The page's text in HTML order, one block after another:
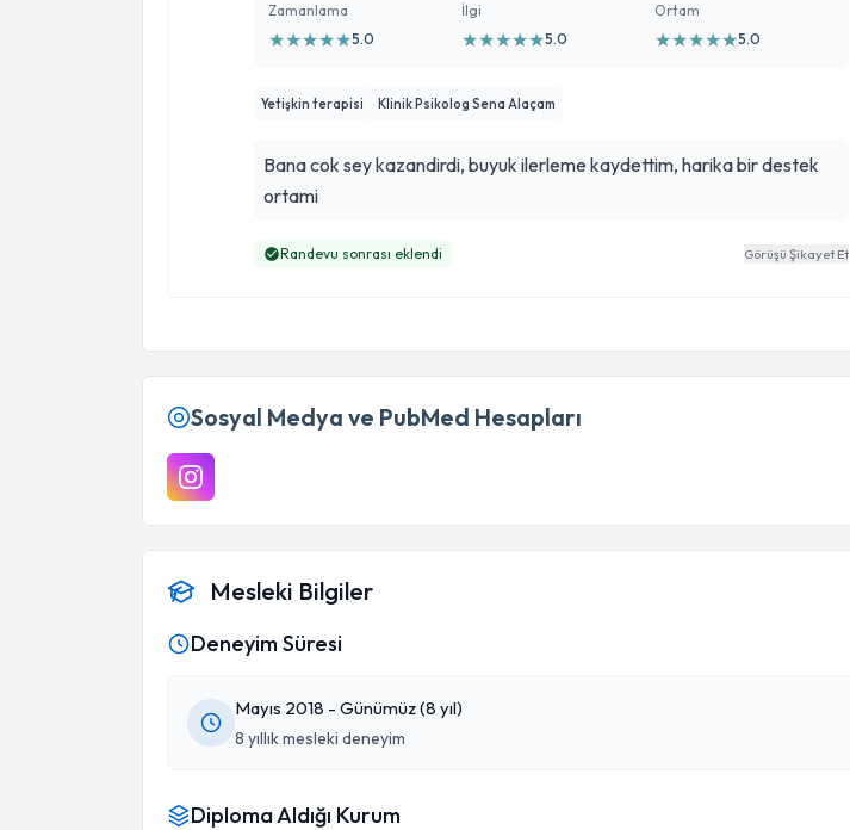
Zamanlama
★★★★★5.0
İlgi
★★★★★5.0
Ortam
★★★★★5.0
Yetişkin terapisi Klinik Psikolog Sena Alaçam
Bana cok sey kazandirdi, buyuk ilerleme kaydettim, harika bir destek
ortami
Randevu sonrası eklendi Görüşü Şikayet Et
Sosyal Medya ve PubMed Hesapları
Mesleki Bilgiler
Deneyim Süresi
Mayıs 2018 - Günümüz (8 yıl)
8 yıllık mesleki deneyim
Diploma Aldığı Kurum